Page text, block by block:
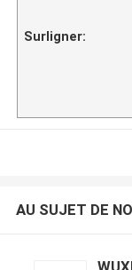
Surligner:
AU SUJET DE